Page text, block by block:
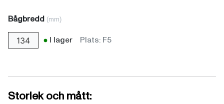
Bågbredd (mm)
134 I lager Plats: F5
Storlek och mått: